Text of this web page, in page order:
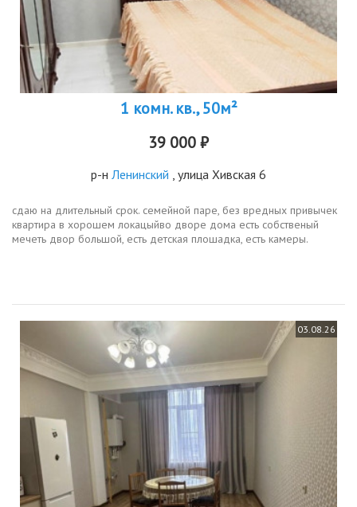
1 комн. кв., 50м²
39 000 ₽
р-н Ленинский , улица Хивская 6
сдаю на длительный срок. семейной паре, без вредных привычек
квартира в хорошем локацыйво дворе дома есть собственый
мечеть двор большой, есть детская плошадка, есть камеры.
03.08.26